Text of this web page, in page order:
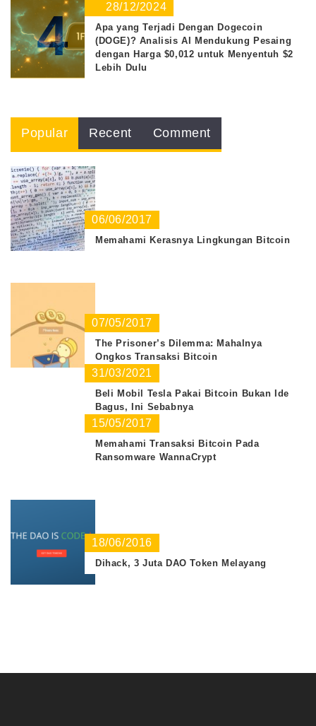
4 28/12/2024
Apa yang Terjadi Dengan Dogecoin
(DOGE)? Analisis AI Mendukung Pesaing
dengan Harga $0,012 untuk Menyentuh $2
Lebih Dulu
Popular Recent Comment
06/06/2017
Memahami Kerasnya Lingkungan Bitcoin
07/05/2017
The Prisoner’s Dilemma: Mahalnya
Ongkos Transaksi Bitcoin
31/03/2021
Beli Mobil Tesla Pakai Bitcoin Bukan Ide
Bagus, Ini Sebabnya
15/05/2017
Memahami Transaksi Bitcoin Pada
Ransomware WannaCrypt
18/06/2016
Dihack, 3 Juta DAO Token Melayang